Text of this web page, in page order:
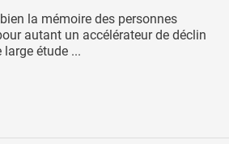
la mémoire des personnes
autant un accélérateur de déclin
étude ...